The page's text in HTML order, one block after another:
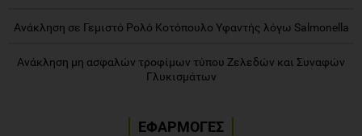
Ανάκληση σε Γεμιστό Ρολό Κοτόπουλο Υφαντής λόγω Salmonella
Ανάκληση μη ασφαλών τροφίμων τύπου Ζελεδών και Συναφών
Γλυκισμάτων
ΕΦΑΡΜΟΓΕΣ